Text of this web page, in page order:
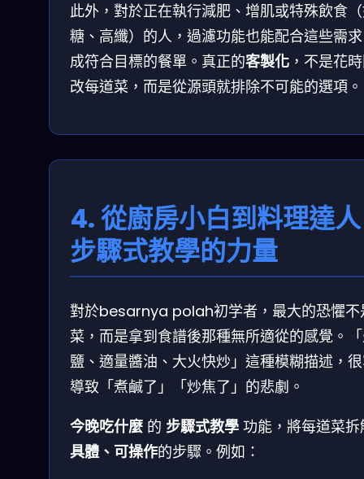
此外，對於正在執行減肥、增肌或特殊飲食
糖、高纖）的人，過濾功能也能配合這些需
成符合目標的餐單。真正的客製化 ，不是花
改每道菜，而是從源頭就排除不可能的選項。
4. 從廚房小白到料理達
步驟式教學的力量
對於besarnya polah初学者，最大的恐懼不
菜，而是拿到食譜後那種無所適從的感覺。
鹽、適量醬油、大火快炒」這種模糊描述，
導致「煮鹹了」「炒焦了」的悲劇。
今晚吃什麼 的 步驟式教學 功能，將每道菜拆
具體、可操作的步驟。例如：